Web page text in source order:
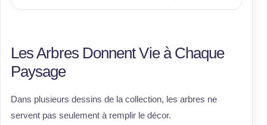
Les Arbres Donnent Vie à Chaque
Paysage
Dans plusieurs dessins de la collection, les arbres ne
servent pas seulement à remplir le décor.